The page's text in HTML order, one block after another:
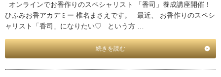
オンラインでお香作りのスペシャリスト 「香司」養成講座開催！
ひふみお香アカデミー 椎名まさえです。 最近、 お香作りのスペシ
ャリスト「香司」になりたい♡ という方 …
続きを読む